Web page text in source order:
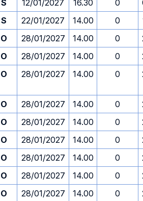
S 12/01/2027 16.30 0
S 22/01/2027 14.00 0
O 28/01/2027 14.00 0
O 28/01/2027 14.00 0
O 28/01/2027 14.00 0
O 28/01/2027 14.00 0
O 28/01/2027 14.00 0
O 28/01/2027 14.00 0
O 28/01/2027 14.00 0
O 28/01/2027 14.00 0
O 28/01/2027 14.00 0